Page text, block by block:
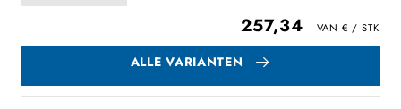
257,34
ALLE VARIANTEN